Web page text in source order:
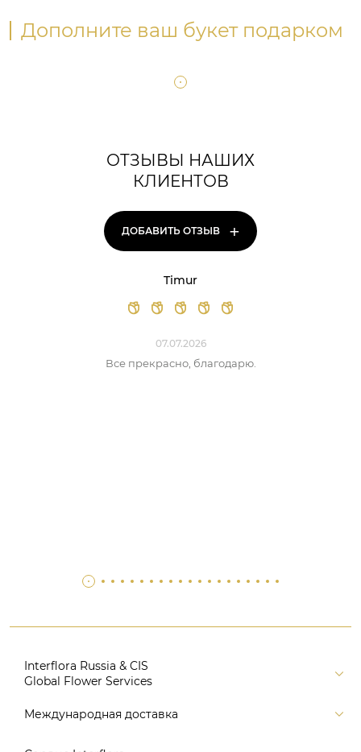
Дополните ваш букет подарком
ОТЗЫВЫ НАШИХ
КЛИЕНТОВ
ДОБАВИТЬ ОТЗЫВ +
Timur
07.07.2026
Все прекрасно, благодарю.
Interflora Russia & CIS
Global Flower Services
Версия для печати
Международная доставка